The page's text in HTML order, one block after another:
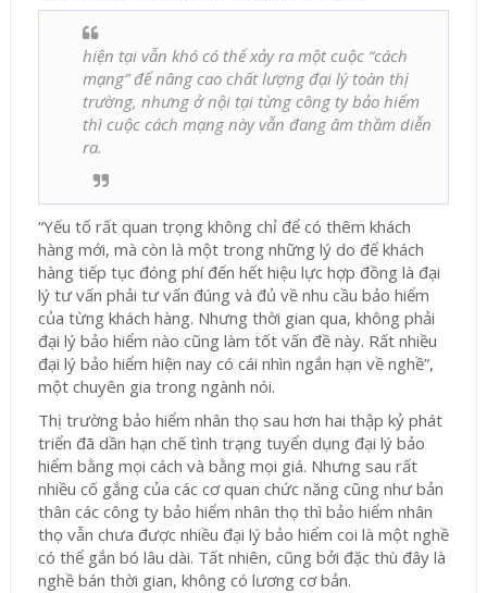
hiện tại vẫn khó có thể xảy ra một cuộc “cách
mạng” để nâng cao chất lượng đại lý toàn thị
trường, nhưng ở nội tại từng công ty bảo hiểm
thì cuộc cách mạng này vẫn đang âm thầm diễn
ra.
“Yếu tố rất quan trọng không chỉ để có thêm khách
hàng mới, mà còn là một trong những lý do để khách
hàng tiếp tục đóng phí đến hết hiệu lực hợp đồng là đại
lý tư vấn phải tư vấn đúng và đủ về nhu cầu bảo hiểm
của từng khách hàng. Nhưng thời gian qua, không phải
đại lý bảo hiểm nào cũng làm tốt vấn đề này. Rất nhiều
đại lý bảo hiểm hiện nay có cái nhìn ngắn hạn về nghề”,
một chuyên gia trong ngành nói.
Thị trường bảo hiểm nhân thọ sau hơn hai thập kỷ phát
triển đã dần hạn chế tình trạng tuyển dụng đại lý bảo
hiểm bằng mọi cách và bằng mọi giá. Nhưng sau rất
nhiều cố gắng của các cơ quan chức năng cũng như bản
thân các công ty bảo hiểm nhân thọ thì bảo hiểm nhân
thọ vẫn chưa được nhiều đại lý bảo hiểm coi là một nghề
có thể gắn bó lâu dài. Tất nhiên, cũng bởi đặc thù đây là
nghề bán thời gian, không có lương cơ bản.